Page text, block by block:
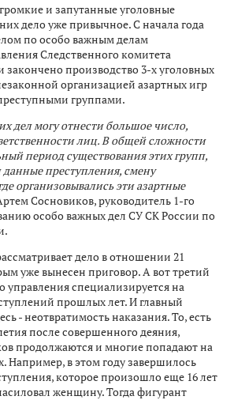
и запутанные уголовные
дело уже привычное. С начала года
по особо важным делам
Следственного комитета
закончено производство 3-х уголовных
организацией азартных игр
группами.
дел могу отнести большое число,
лиц. В общей сложности
период существования этих групп,
преступления, смену
организовывались эти азартные
Сосновиков, руководитель 1-го
особо важных дел СУ СК России по
дело в отношении 21
уже вынесен приговор. А вот третий
управления специализируется на
прошлых лет. И главный
- неотвратимость наказания. То, есть
после совершенного деяния,
продолжаются и многие попадают на
Например, в этом году завершилось
которое произошло еще 16 лет
женщину. Тогда фигурант